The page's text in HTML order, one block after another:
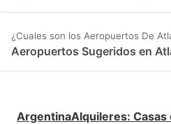
¿Cuales son los Aeropuertos De
Aeropuertos Sugeridos en
ArgentinaAlquileres: